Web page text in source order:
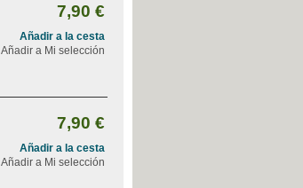
7,90 €
Añadir a la cesta
Añadir a Mi selección
7,90 €
Añadir a la cesta
Añadir a Mi selección